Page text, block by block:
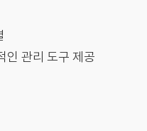
인 관리 도구 제공